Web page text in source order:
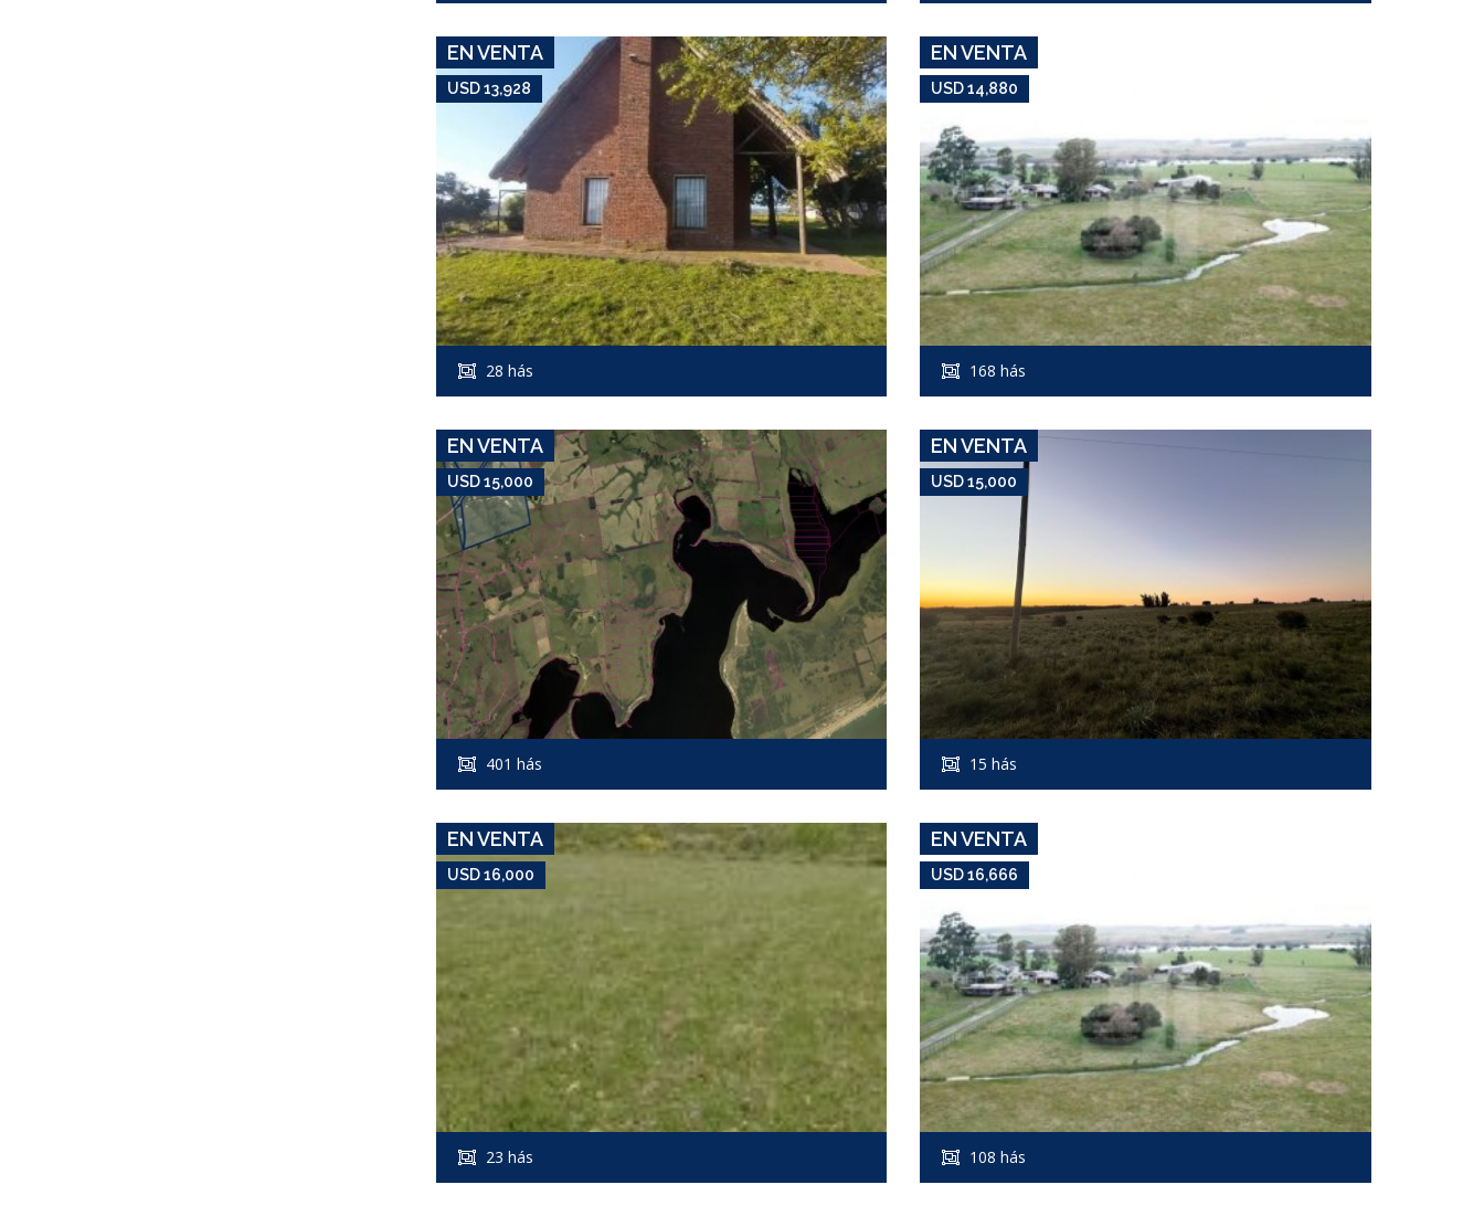
EN VENTA
USD 13,928
28 hás
EN VENTA
USD 14,880
168 hás
USD 15,000
Campo #6510
EN VENTA
USD 15,000
401 hás
USD 15,000
Campo #7483
EN VENTA
USD 15,000
15 hás
USD 16,000
Campo #7135
EN VENTA
USD 16,000
23 hás
USD 16,666
Campo #7392
EN VENTA
USD 16,666
108 hás